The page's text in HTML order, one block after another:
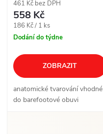
461 Kč bez DPH
558 Kč
Měrná
cena:
186 Kč / 1 ks
Dodání do týdne
ZOBRAZIT
anatomické tvarování vhodné
do barefootové obuvi